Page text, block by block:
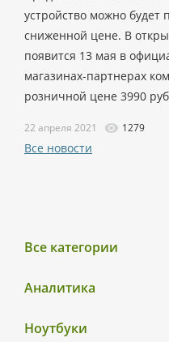
Все категории
Аналитика
Ноутбуки
устройство можно будет
сниженной цене. В
появится 13 мая в
магазинах-партнерах
розничной цене 3990
22 апреля 2021 1279
Все новости